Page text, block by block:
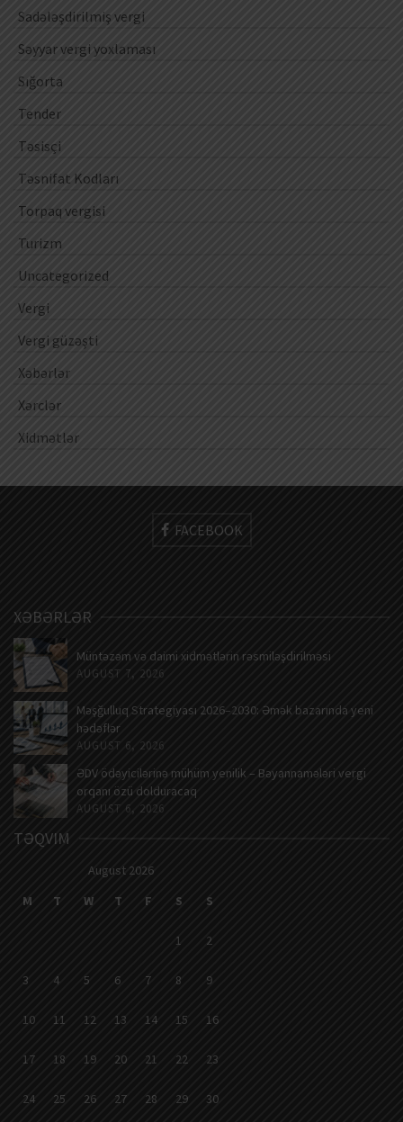
Sadələşdirilmiş vergi
Səyyar vergi yoxlaması
Sığorta
Tender
Təsisçi
Təsnifat Kodları
Torpaq vergisi
Turizm
Uncategorized
Vergi
Vergi güzəşti
Xəbərlər
Xərclər
Xidmətlər
FACEBOOK
XƏBƏRLƏR
Müntəzəm və daimi xidmətlərin rəsmiləşdirilməsi
AUGUST 7, 2026
Məşğulluq Strategiyası 2026–2030: Əmək bazarında yeni
hədəflər
AUGUST 6, 2026
ƏDV ödəyicilərinə mühüm yenilik – Bəyannamələri vergi
orqanı özü dolduracaq
AUGUST 6, 2026
TƏQVIM
August 2026
M
T W T F S S
1 2
3 4 5 6 7 8 9
10 11 12 13 14 15 16
17 18 19 20 21 22 23
24 25 26 27 28 29 30